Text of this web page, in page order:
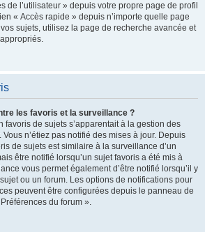
de l’utilisateur » depuis votre propre page de profil
« Accès rapide » depuis n’importe quelle page
sujets, utilisez la page de recherche avancée et
les favoris et la surveillance ?
favoris de sujets s’apparentait à la gestion des
n’étiez pas notifié des mises à jour. Depuis
de sujets est similaire à la surveillance d’un
être notifié lorsqu’un sujet favoris a été mis à
vous permet également d’être notifié lorsqu’il y
ou un forum. Les options de notifications pour
peuvent être configurées depuis le panneau de
du forum ».